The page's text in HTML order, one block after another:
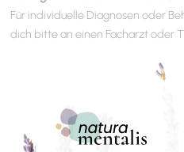
Für individuelle Diagnosen oder
dich bitte an einen Facharzt oder